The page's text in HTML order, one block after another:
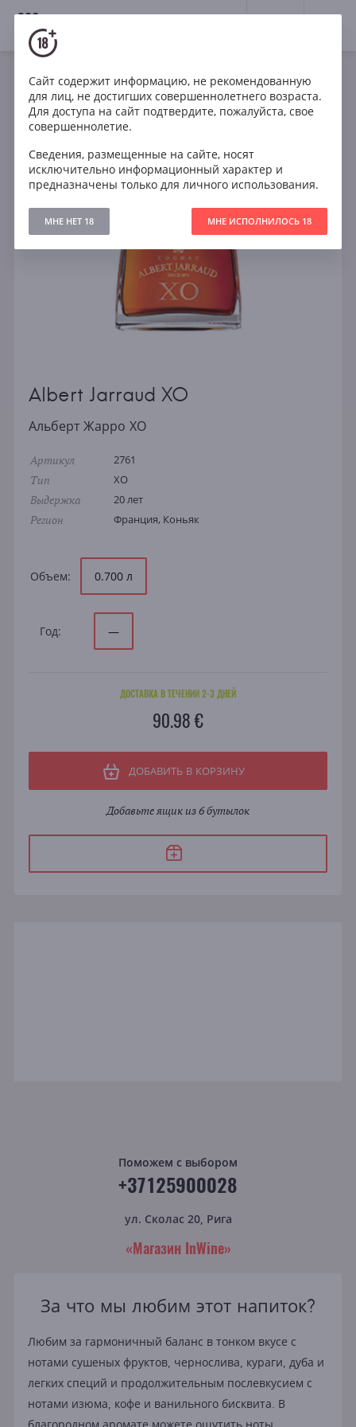
18+
Albert Jarraud XO
Альберт Жарро ХО
Артикул 2761
Тип XO
Выдержка 20 лет
Регион Франция, Коньяк
Объем: 0.700 л
Год: —
ДОСТАВКА В ТЕЧЕНИИ 2-3 ДНЕЙ
90.98 €
ДОБАВИТЬ В КОРЗИНУ
Добавьте ящик из 6 бутылок
Поможем с выбором
+37125900028
ул. Сколас 20, Рига
«Магазин InWine»
За что мы любим этот напиток?
Любим за гармоничный баланс в тонком вкусе с
нотами сушеных фруктов, чернослива, кураги, дуба и
легких специй и продолжительным послевкусием с
нотами изюма, кофе и ванильного бисквита. В
Сайт содержит информацию, не рекомендованную
для лиц, не достигших совершеннолетнего возраста.
Для доступа на сайт подтвердите, пожалуйста, свое
совершеннолетие.
Сведения, размещенные на сайте, носят
исключительно информационный характер и
предназначены только для личного использования.
МНЕ НЕТ 18 МНЕ ИСПОЛНИЛОСЬ 18